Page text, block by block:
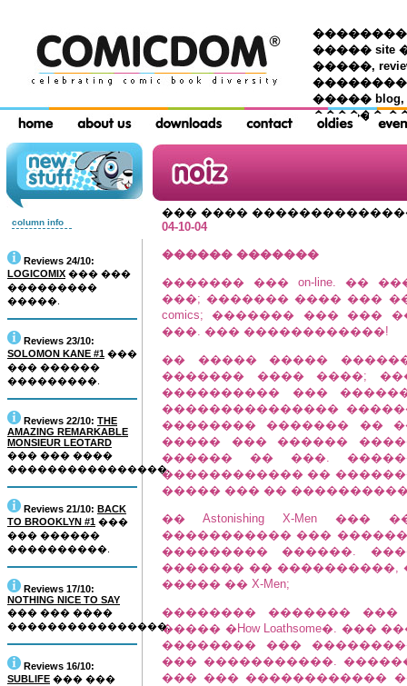
���������
����� site
�����,
����� blog,
������
column info
Reviews 24/10:
LOGICOMIX ��� ���
���������
�����.
Reviews 23/10:
SOLOMON KANE #1 ���
��� ������
���������.
Reviews 22/10: THE
AMAZING REMARKABLE
MONSIEUR LEOTARD
��� ��� ����
����������������.
Reviews 21/10: BACK
TO BROOKLYN #1 ���
��� ������
����������.
Reviews 17/10:
NOTHING NICE TO SAY
��� ��� ����
����������������.
Reviews 16/10:
SUBLIFE ��� ���
��� ����
04-10-04
������ �������
������� ��� on-line. ��
���; ������� ���� ���
comics; ������� ���
���. ��� ������������!
�� ����� �����
������� ���� ����;
���������� ���
���������������
�������� ������� ��
����� ��� ������
������ �� ���.
������������ �� ���������
����� ��� ��
�� Astonishing X-Men
����������� ��� ������
��������� ������.
������� �� ����������,
����� �� X-Men;
�������� ������� ���
����� �How Loathsome�.
�������� ���
��� �����������.
��� ��� ������������